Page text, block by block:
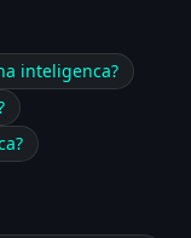
inteligenca?